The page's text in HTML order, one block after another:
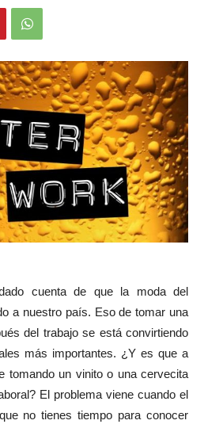
cuenta de que la moda del
a nuestro país. Eso de tomar una
del trabajo se está convirtiendo
más importantes. ¿Y es que a
tomando un vinito o una cervecita
El problema viene cuando el
no tienes tiempo para conocer